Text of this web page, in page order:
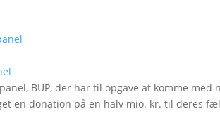
BUP, der har til opgave at komme med
en donation på en halv mio. kr. til deres